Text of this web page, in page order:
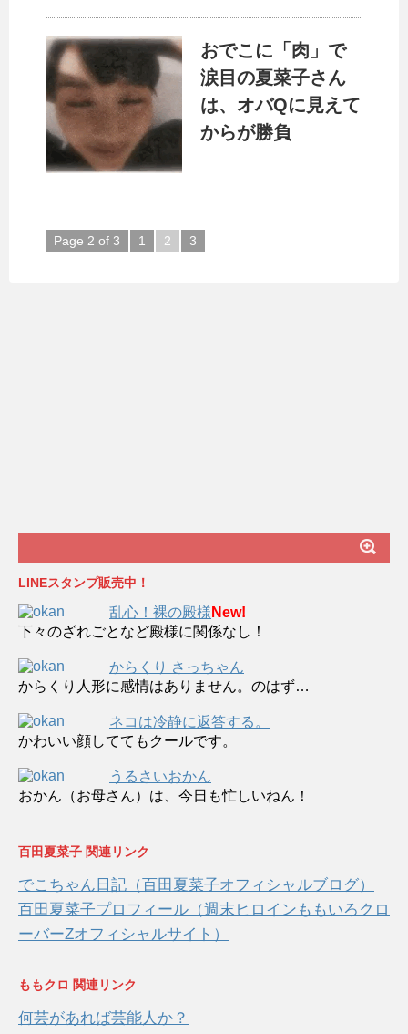
おでこに「肉」で
涙目の夏菜子さん
は、オバQに見えて
からが勝負
Page 2 of 3 1 2 3
LINEスタンプ販売中！
乱心！裸の殿様 New!
下々のざれごとなど殿様に関係なし！
からくり さっちゃん
からくり人形に感情はありません。のはず…
ネコは冷静に返答する。
かわいい顔しててもクールです。
うるさいおかん
おかん（お母さん）は、今日も忙しいねん！
百田夏菜子 関連リンク
でこちゃん日記（百田夏菜子オフィシャルブログ）
百田夏菜子プロフィール（週末ヒロインももいろクロ
ーバーZオフィシャルサイト）
ももクロ 関連リンク
何芸があれば芸能人か？